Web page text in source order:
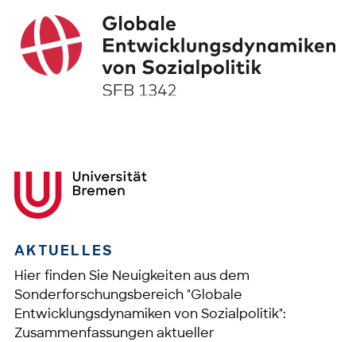
AKTUELLES
Hier finden Sie Neuigkeiten aus dem
Sonderforschungsbereich "Globale
Entwicklungsdynamiken von Sozialpolitik":
Zusammenfassungen aktueller